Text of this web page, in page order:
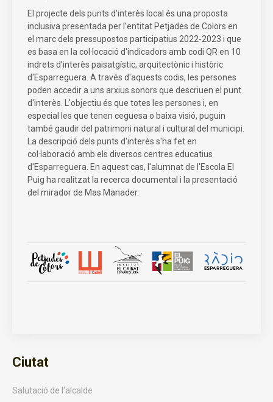
Ciutat
Salutació de l'alcalde
El projecte dels punts d'interès local és una proposta
inclusiva presentada per l'entitat Petjades de Colors en
el marc dels pressupostos participatius 2022-2023 i que
es basa en la col·locació d'indicadors amb codi QR en 10
indrets d'interès paisatgístic, arquitectònic i històric
d'Esparreguera. A través d'aquests codis, les persones
poden accedir a uns arxius sonors que descriuen el punt
d'interès. L'objectiu és que totes les persones i, en
especial les que tenen ceguesa o baixa visió, puguin
també gaudir del patrimoni natural i cultural del municipi.
La descripció dels punts d'interès s'ha fet en
col·laboració amb els diversos centres educatius
d'Esparreguera. En aquest cas, l'alumnat de l'Escola El
Puig ha realitzat la recerca documental i la presentació
del mirador de Mas Manader.